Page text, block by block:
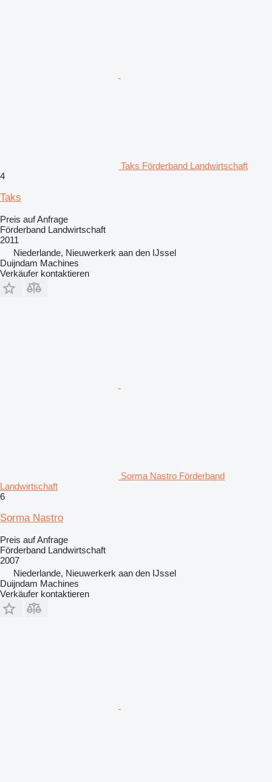
Taks Förderband Landwirtschaft
4
Taks
Preis auf Anfrage
Förderband Landwirtschaft
2011
Niederlande, Nieuwerkerk aan den IJssel
Duijndam Machines
Verkäufer kontaktieren
Sorma Nastro Förderband
Landwirtschaft
6
Sorma Nastro
Preis auf Anfrage
Förderband Landwirtschaft
2007
Niederlande, Nieuwerkerk aan den IJssel
Duijndam Machines
Verkäufer kontaktieren